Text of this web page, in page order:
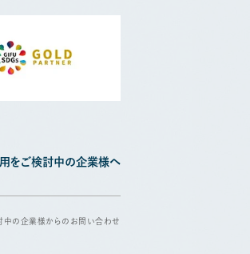
をご検討中の企業様へ
中の企業様からのお問い合わせ